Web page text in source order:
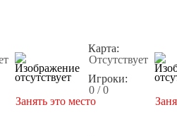
Карта:
Отсутствует
Игроки:
0 / 0
Занять это место